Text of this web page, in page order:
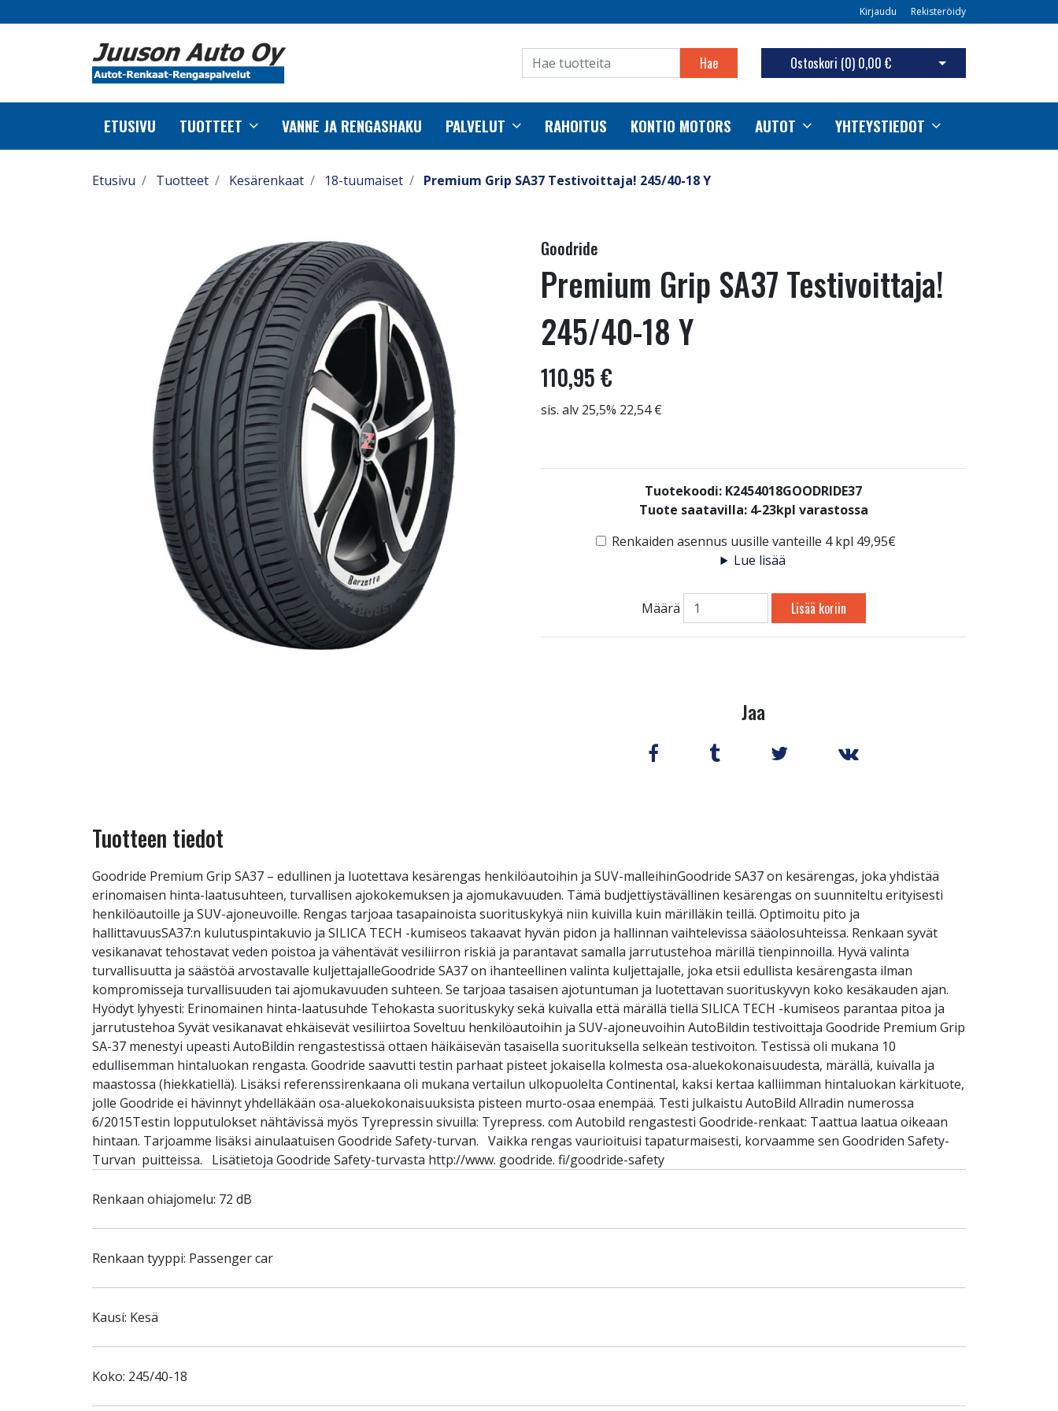
Kirjaudu Rekisteröidy
Hae Ostoskori (0) 0,00 € Avaa ostoskori
ETUSIVU TUOTTEET VANNE JA RENGASHAKU PALVELUT RAHOITUS KONTIO MOTORS AUTOT YHTEYSTIEDOT
Etusivu Tuotteet Kesärenkaat 18-tuumaiset Premium Grip SA37 Testivoittaja! 245/40-18 Y
Goodride
Premium Grip SA37 Testivoittaja!
245/40-18 Y
110,95 €
sis. alv 25,5% 22,54 €
Tuotekoodi: K2454018GOODRIDE37
Tuote saatavilla: 4-23kpl varastossa
Renkaiden asennus uusille vanteille 4 kpl 49,95€
Lue lisää
Määrä Lisää koriin
Jaa
Tuotteen tiedot
Goodride Premium Grip SA37 – edullinen ja luotettava kesärengas henkilöautoihin ja SUV-malleihinGoodride SA37 on kesärengas, joka yhdistää
erinomaisen hinta-laatusuhteen, turvallisen ajokokemuksen ja ajomukavuuden. Tämä budjettiystävällinen kesärengas on suunniteltu erityisesti
henkilöautoille ja SUV-ajoneuvoille. Rengas tarjoaa tasapainoista suorituskykyä niin kuivilla kuin märilläkin teillä. Optimoitu pito ja
hallittavuusSA37:n kulutuspintakuvio ja SILICA TECH -kumiseos takaavat hyvän pidon ja hallinnan vaihtelevissa sääolosuhteissa. Renkaan syvät
vesikanavat tehostavat veden poistoa ja vähentävät vesiliirron riskiä ja parantavat samalla jarrutustehoa märillä tienpinnoilla. Hyvä valinta
turvallisuutta ja säästöä arvostavalle kuljettajalleGoodride SA37 on ihanteellinen valinta kuljettajalle, joka etsii edullista kesärengasta ilman
kompromisseja turvallisuuden tai ajomukavuuden suhteen. Se tarjoaa tasaisen ajotuntuman ja luotettavan suorituskyvyn koko kesäkauden ajan.
Hyödyt lyhyesti: Erinomainen hinta-laatusuhde Tehokasta suorituskyky sekä kuivalla että märällä tiellä SILICA TECH -kumiseos parantaa pitoa ja
jarrutustehoa Syvät vesikanavat ehkäisevät vesiliirtoa Soveltuu henkilöautoihin ja SUV-ajoneuvoihin AutoBildin testivoittaja Goodride Premium Grip
SA-37 menestyi upeasti AutoBildin rengastestissä ottaen häikäisevän tasaisella suorituksella selkeän testivoiton. Testissä oli mukana 10
edullisemman hintaluokan rengasta. Goodride saavutti testin parhaat pisteet jokaisella kolmesta osa-aluekokonaisuudesta, märällä, kuivalla ja
maastossa (hiekkatiellä). Lisäksi referenssirenkaana oli mukana vertailun ulkopuolelta Continental, kaksi kertaa kalliimman hintaluokan kärkituote,
jolle Goodride ei hävinnyt yhdelläkään osa-aluekokonaisuuksista pisteen murto-osaa enempää. Testi julkaistu AutoBild Allradin numerossa
6/2015Testin lopputulokset nähtävissä myös Tyrepressin sivuilla: Tyrepress. com Autobild rengastesti Goodride-renkaat: Taattua laatua oikeaan
hintaan. Tarjoamme lisäksi ainulaatuisen Goodride Safety-turvan. Vaikka rengas vaurioituisi tapaturmaisesti, korvaamme sen Goodriden Safety-
Turvan puitteissa. Lisätietoja Goodride Safety-turvasta http://www. goodride. fi/goodride-safety
Renkaan ohiajomelu: 72 dB
Renkaan tyyppi: Passenger car
Kausi: Kesä
Koko: 245/40-18